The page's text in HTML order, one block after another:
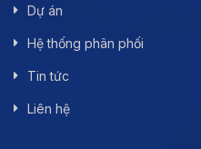
Dự án
Hệ thống phân phối
Tin tức
Liên hệ